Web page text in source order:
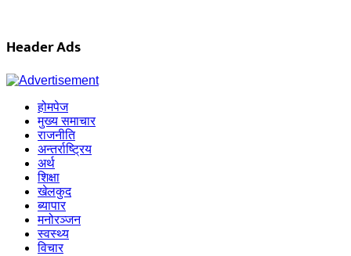
Header Ads
होमपेज
मुख्य समाचार
राजनीति
अन्तर्राष्ट्रिय
अर्थ
शिक्षा
खेलकुद
ब्यापार
मनोरञ्जन
स्वस्थ्य
विचार